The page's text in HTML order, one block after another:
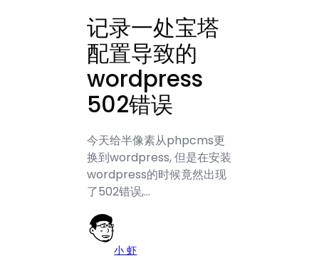
记录一处宝塔
配置导致的
wordpress
502错误
今天给半像素从phpcms更
换到wordpress, 但是在安装
wordpress的时候竟然出现
了502错误,…
小 虾